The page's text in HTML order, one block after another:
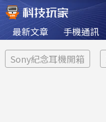
最新文章 手機通訊
Sony紀念耳機開箱